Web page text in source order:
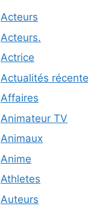
Acteurs
Acteurs.
Actrice
Actualités
Affaires
Animateur TV
Animaux
Anime
Athletes
Auteurs